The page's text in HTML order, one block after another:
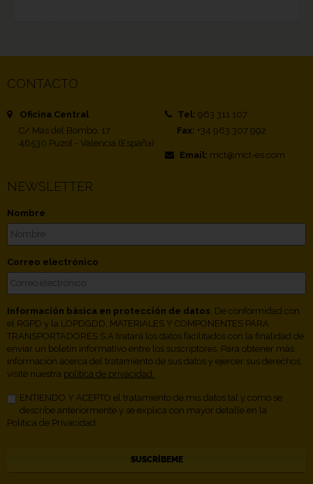
CONTACTO
Oficina Central
C/ Mas del Bombo, 17
46530 Puzol - Valencia (España)
Tel: 963 311 107
Fax: +34 963 307 992
Email: mct@mct-es.com
NEWSLETTER
Nombre
Correo electrónico
Información básica en protección de datos . De conformidad con
el RGPD y la LOPDGDD, MATERIALES Y COMPONENTES PARA
TRANSPORTADORES S.A tratará los datos facilitados con la finalidad de
enviar un boletín informativo entre los suscriptores. Para obtener más
información acerca del tratamiento de sus datos y ejercer sus derechos,
visite nuestra política de privacidad.
ENTIENDO Y ACEPTO el tratamiento de mis datos tal y como se
describe anteriormente y se explica con mayor detalle en la
Política de Privacidad.